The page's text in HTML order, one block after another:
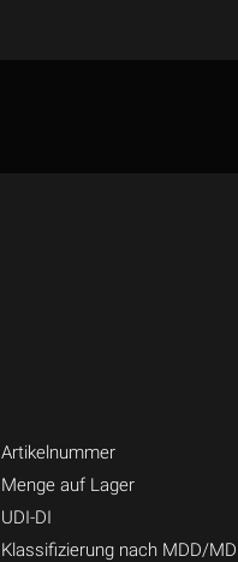
Artikelnummer
Menge auf Lager
UDI-DI
Klassifizierung nach MDD/